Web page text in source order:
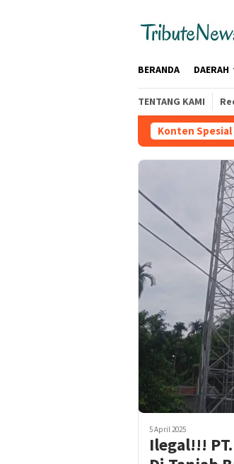
BERANDA DAERAH
TENTANG KAMI
Konten Spesial
5 April 2025
Ilegal!!!